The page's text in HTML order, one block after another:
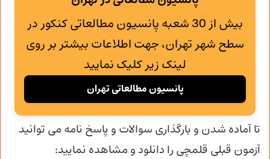
بیش از 30 شعبه پانسیون مطالعاتی کنکور در
سطح شهر تهران، جهت اطلاعات بیشتر بر روی
لینک زیر کلیک نمایید
پانسیون مطالعاتی تهران
تا آماده شدن و بارگذاری سوالات و پاسخ نامه می توانید
آزمون قبلی قلمچی را دانلود و مشاهده نمایید: